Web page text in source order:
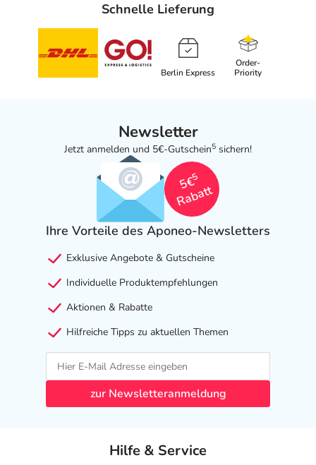
Schnelle Lieferung
Berlin Express
Order-
Priority
Newsletter
Jetzt anmelden und 5€-Gutschein5 sichern!
5€
5
Rabatt
Ihre Vorteile des Aponeo-Newsletters
Exklusive Angebote & Gutscheine
Individuelle Produktempfehlungen
Aktionen & Rabatte
Hilfreiche Tipps zu aktuellen Themen
zur Newsletteranmeldung
Hilfe & Service